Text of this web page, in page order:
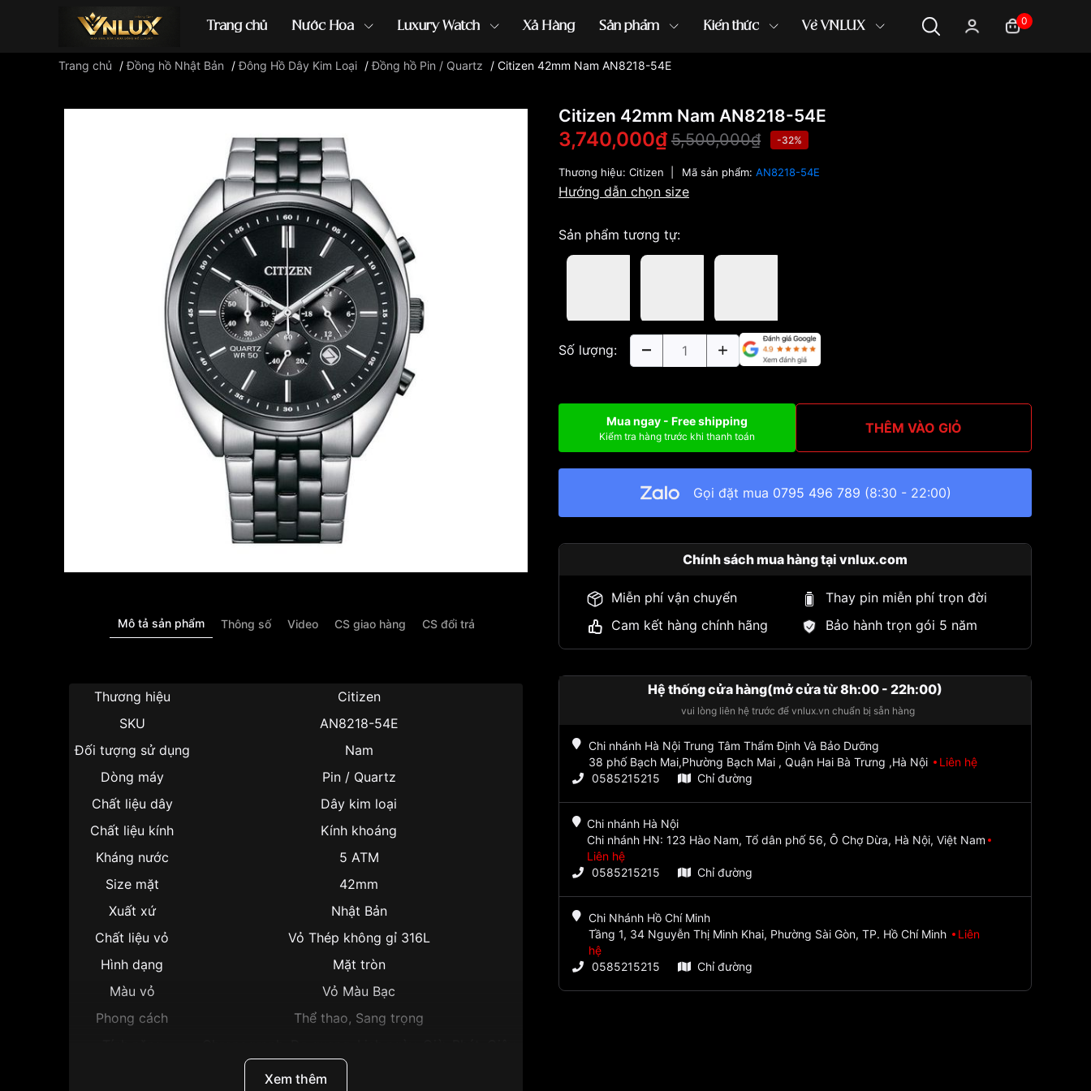
Trang chủ Nước Hoa Luxury Watch Xả Hàng Sản phẩm Kiến thức Về VNLUX 0
Đồng hồ casio đồng hồ G-Shock đồng hồ Orient ...
Trang chủ /Đồng hồ Nhật Bản /Đông Hồ Dây Kim Loại /Đồng hồ Pin / Quartz / Citizen 42mm Nam AN8218-54E
Mô tả sản phẩm Thông số Video CS giao hàng CS đổi trả
Thương hiệu
Citizen
SKU
AN8218-54E
Đối tượng sử dụng
Nam
Dòng máy
Pin / Quartz
Chất liệu dây
Dây kim loại
Chất liệu kính
Kính khoáng
Kháng nước
5 ATM
Size mặt
42mm
Xuất xứ
Nhật Bản
Chất liệu vỏ
Vỏ Thép không gỉ 316L
Hình dạng
Mặt tròn
Màu vỏ
Vỏ Màu Bạc
Phong cách
Thể thao, Sang trọng
Xem thêm
Citizen 42mm Nam AN8218-54E
3,740,000₫ 5,500,000₫ -32%
Thương hiệu: Citizen Mã sản phẩm: AN8218-54E
Hướng dẫn chọn size
Sản phẩm tương tự:
Số lượng:
Mua ngay - Free shipping
Kiểm tra hàng trước khi thanh toán THÊM VÀO GIỎ
Gọi đặt mua 0795 496 789 (8:30 - 22:00)
Chính sách mua hàng tại vnlux.com
Miễn phí vận chuyển
Thay pin miễn phí trọn đời
Cam kết hàng chính hãng
Bảo hành trọn gói 5 năm
Hệ thống cửa hàng(mở cửa từ 8h:00 - 22h:00)
vui lòng liên hệ trước để vnlux.vn chuẩn bị sẵn hàng
Chi nhánh Hà Nội Trung Tâm Thẩm Định Và Bảo Dưỡng
38 phố Bạch Mai,Phường Bạch Mai , Quận Hai Bà Trưng ,Hà Nội
Liên hệ
0585215215
Chỉ đường
Chi nhánh Hà Nội
Chi nhánh HN: 123 Hào Nam, Tổ dân phố 56, Ô Chợ Dừa, Hà Nội, Việt Nam
Liên hệ
0585215215
Chỉ đường
Chi Nhánh Hồ Chí Minh
Tầng 1, 34 Nguyễn Thị Minh Khai, Phường Sài Gòn, TP. Hồ Chí Minh
Liên
hệ
0585215215
Chỉ đường